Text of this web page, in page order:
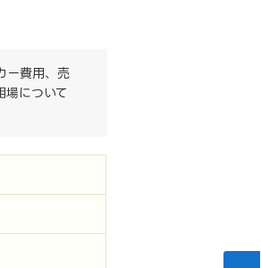
ー費用、売
場について